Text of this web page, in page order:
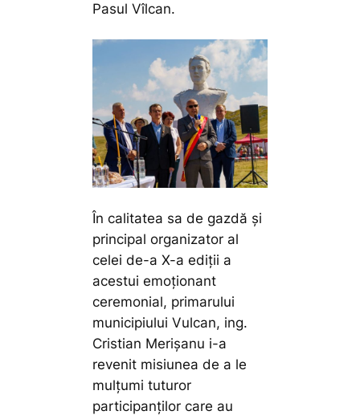
Pasul Vîlcan.
În calitatea sa de gazdă și
principal organizator al
celei de-a X-a ediții a
acestui emoționant
ceremonial, primarului
municipiului Vulcan, ing.
Cristian Merișanu i-a
revenit misiunea de a le
mulțumi tuturor
participanților care au